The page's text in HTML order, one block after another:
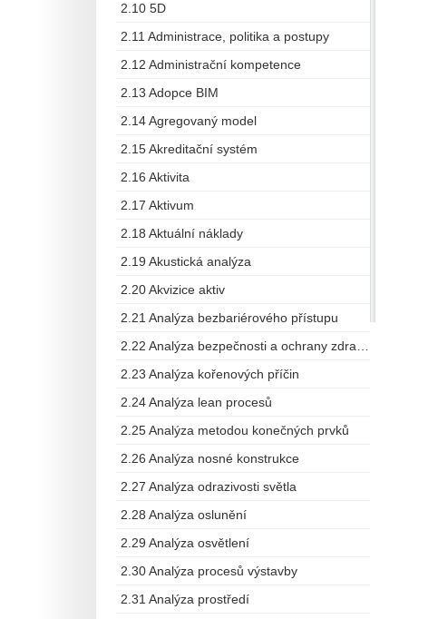
2.10 5D
2.11 Administrace, politika a postupy
2.12 Administrační kompetence
2.13 Adopce BIM
2.14 Agregovaný model
2.15 Akreditační systém
2.16 Aktivita
2.17 Aktivum
2.18 Aktuální náklady
2.19 Akustická analýza
2.20 Akvizice aktiv
2.21 Analýza bezbariérového přístupu
2.23 Analýza kořenových příčin
2.24 Analýza lean procesů
2.25 Analýza metodou konečných prvků
2.26 Analýza nosné konstrukce
2.27 Analýza odrazivosti světla
2.28 Analýza oslunění
2.29 Analýza osvětlení
2.30 Analýza procesů výstavby
2.31 Analýza prostředí